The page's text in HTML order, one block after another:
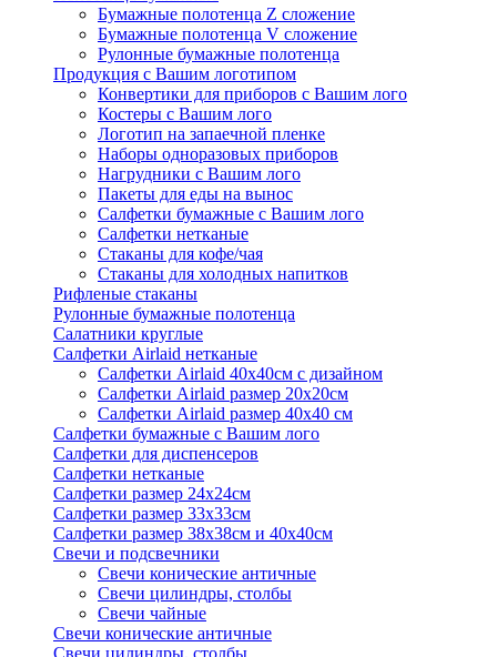
Бумажные полотенца Z сложение
Бумажные полотенца V сложение
Рулонные бумажные полотенца
Продукция с Вашим логотипом
Конвертики для приборов с Вашим лого
Костеры с Вашим лого
Логотип на запаечной пленке
Наборы одноразовых приборов
Нагрудники с Вашим лого
Пакеты для еды на вынос
Салфетки бумажные с Вашим лого
Салфетки нетканые
Стаканы для кофе/чая
Стаканы для холодных напитков
Рифленые стаканы
Рулонные бумажные полотенца
Салатники круглые
Салфетки Airlaid нетканые
Салфетки Airlaid 40х40см с дизайном
Салфетки Airlaid размер 20х20см
Салфетки Airlaid размер 40х40 см
Салфетки бумажные с Вашим лого
Салфетки для диспенсеров
Салфетки нетканые
Салфетки размер 24х24см
Салфетки размер 33х33см
Салфетки размер 38х38см и 40х40см
Свечи и подсвечники
Свечи конические античные
Свечи цилиндры, столбы
Свечи чайные
Свечи конические античные
Свечи цилиндры, столбы